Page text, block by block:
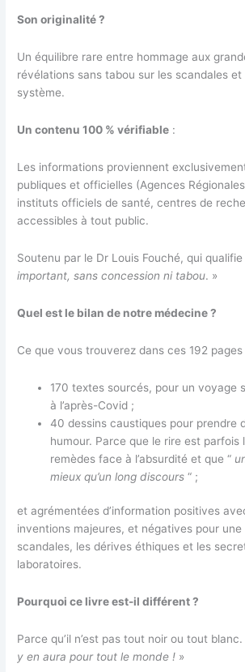
Son originalité ?
Un équilibre rare entre hommage aux
révélations sans tabou sur les scandales et
système.
Un contenu 100 % vérifiable :
Les informations proviennent
publiques et officielles (Agences
instituts officiels de santé, centres de
accessibles à tout public.
Soutenu par le Dr Louis Fouché, qui
important, sans concession ni tabou. »
Quel est le bilan de notre médecine ?
Ce que vous trouverez dans ces 192 pages
170 textes sourcés, pour un voyage
à l’après-Covid ;
40 dessins caustiques pour prendre
humour. Parce que le rire est parfois
remèdes face à l’absurdité et que “
mieux qu’un long discours “ ;
et agrémentées d’information positives
inventions majeures, et négatives pour une
scandales, les dérives éthiques et les
laboratoires.
Pourquoi ce livre est-il différent ?
Parce qu’il n’est pas tout noir ou tout
y en aura pour tout le monde ! »